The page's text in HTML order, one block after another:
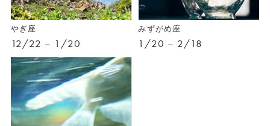
やぎ座
12/22 – 1/20
みずがめ座
1/20 – 2/18